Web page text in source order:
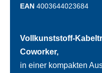
EAN 4003644023684
Vollkunststoff-
Coworker,
in einer kompakten